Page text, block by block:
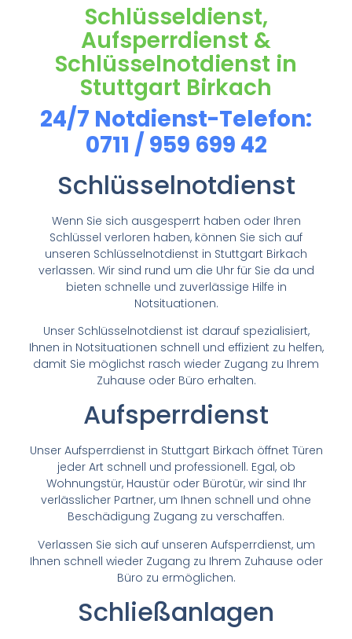
Schlüsseldienst,
Aufsperrdienst &
Schlüsselnotdienst in
Stuttgart Birkach
24/7 Notdienst-Telefon:
0711 / 959 699 42
Schlüsselnotdienst
Wenn Sie sich ausgesperrt haben oder Ihren
Schlüssel verloren haben, können Sie sich auf
unseren Schlüsselnotdienst in Stuttgart Birkach
verlassen. Wir sind rund um die Uhr für Sie da und
bieten schnelle und zuverlässige Hilfe in
Notsituationen.
Unser Schlüsselnotdienst ist darauf spezialisiert,
Ihnen in Notsituationen schnell und effizient zu helfen,
damit Sie möglichst rasch wieder Zugang zu Ihrem
Zuhause oder Büro erhalten.
Aufsperrdienst
Unser Aufsperrdienst in Stuttgart Birkach öffnet Türen
jeder Art schnell und professionell. Egal, ob
Wohnungstür, Haustür oder Bürotür, wir sind Ihr
verlässlicher Partner, um Ihnen schnell und ohne
Beschädigung Zugang zu verschaffen.
Verlassen Sie sich auf unseren Aufsperrdienst, um
Ihnen schnell wieder Zugang zu Ihrem Zuhause oder
Büro zu ermöglichen.
Schließanlagen